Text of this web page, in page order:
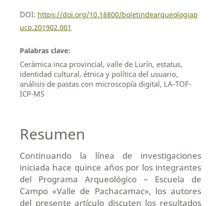
DOI: https://doi.org/10.18800/boletindearqueologiap
ucp.201902.001
Palabras clave:
Cerámica inca provincial, valle de Lurín, estatus,
identidad cultural, étnica y política del usuario,
análisis de pastas con microscopía digital, LA-TOF-
ICP-MS
Resumen
Continuando la línea de investigaciones
iniciada hace quince años por los integrantes
del Programa Arqueológico – Escuela de
Campo «Valle de Pachacamac», los autores
del presente artículo discuten los resultados